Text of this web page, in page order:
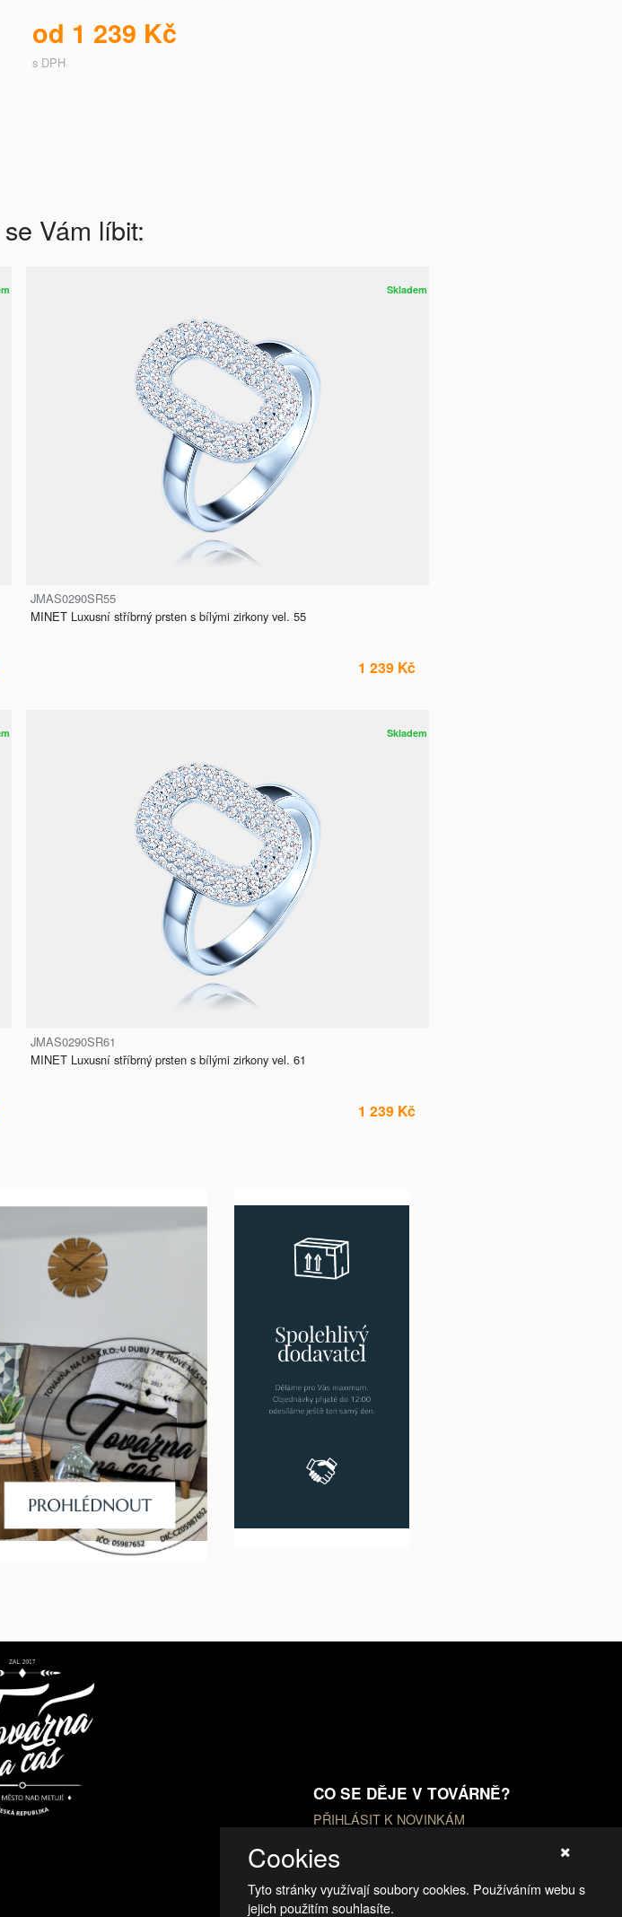
od 1 239 Kč
s DPH
Vám líbit:
Skladem
JMAS0290SR55
MINET Luxusní stříbrný prsten s bílými zirkony vel. 55
1 239 Kč
Skladem
JMAS0290SR61
MINET Luxusní stříbrný prsten s bílými zirkony vel. 61
1 239 Kč
CO SE DĚJE V TOVÁRNĚ?
PŘIHLÁSIT K NOVINKÁM
Cookies
Tyto stránky využívají soubory cookies. Používáním webu s
jejich použitím souhlasíte.